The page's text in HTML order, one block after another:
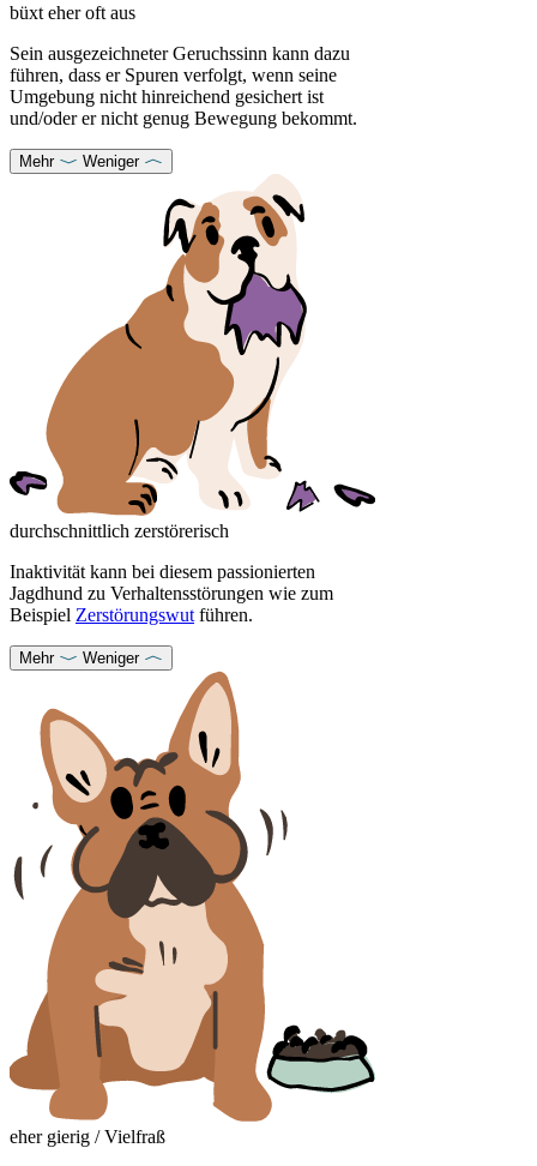
büxt eher oft aus
Sein ausgezeichneter Geruchssinn kann dazu
führen, dass er Spuren verfolgt, wenn seine
Umgebung nicht hinreichend gesichert ist
und/oder er nicht genug Bewegung bekommt.
Mehr Weniger
durchschnittlich zerstörerisch
Inaktivität kann bei diesem passionierten
Jagdhund zu Verhaltensstörungen wie zum
Beispiel Zerstörungswut führen.
Mehr Weniger
eher gierig / Vielfraß